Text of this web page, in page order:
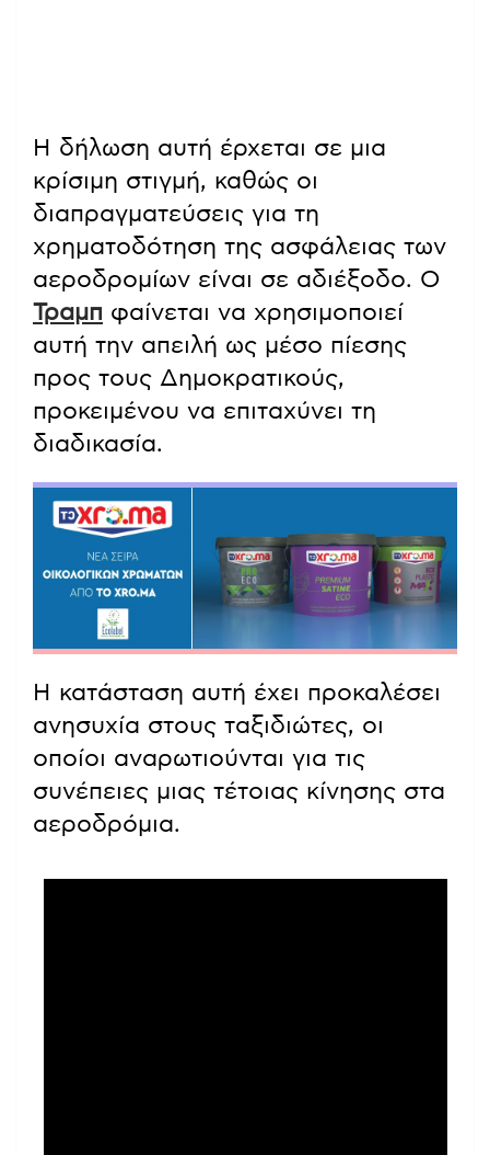
Η δήλωση αυτή έρχεται σε μια
κρίσιμη στιγμή, καθώς οι
διαπραγματεύσεις για τη
χρηματοδότηση της ασφάλειας των
αεροδρομίων είναι σε αδιέξοδο. Ο
Τραμπ φαίνεται να χρησιμοποιεί
αυτή την απειλή ως μέσο πίεσης
προς τους Δημοκρατικούς,
προκειμένου να επιταχύνει τη
διαδικασία.
Η κατάσταση αυτή έχει προκαλέσει
ανησυχία στους ταξιδιώτες, οι
οποίοι αναρωτιούνται για τις
συνέπειες μιας τέτοιας κίνησης στα
αεροδρόμια.